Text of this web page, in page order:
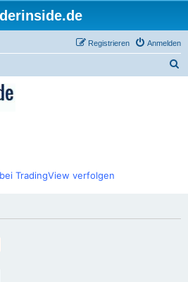
Anmelden
Registrieren
TradingView verfolgen